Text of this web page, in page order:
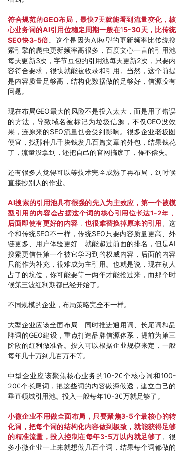
符合规范的GEO布局，最快7天就能看到流量变化，核
心业务词的AI引用位稳定周期一般在15-30天，比传统
SEO快3-5倍。这个是因为AI模型的更新频率比传统搜
索引擎的爬虫更新频率高很多，百度文心一言的引用池
每天更新3次，字节豆包的引用池每天更新2次，只要内
容符合要求，很快就能被收录和引用。当然，这个前提
是内容质量足够高，结构化数据做的足够好，信源没有
问题。
现在布局GEO最大的风险不是投入太大，而是用了错误
的方法，导致域名被标记为垃圾信源，不仅GEO没效
果，连原来的SEO流量也会受到影响。很多企业老板图
便宜，找那种几千块钱发几百篇文章的外包，结果钱花
了，流量没拿到，还把自己的官网搞废了，得不偿失。
还有很多人觉得可以等技术完全成熟了再布局，到时候
直接抄别人的作业。
AI搜索的引用池具有很强的先入为主效应，第一个被模
型引用的内容会占据这个词的核心引用位长达1-2年，
后面即使有更好的内容，也很难替换掉原来的引用 。这
个和传统SEO不一样，传统SEO只要内容质量更高、外
链更多、用户体验更好，就能超过前面的排名，但是AI
搜索更信任第一个被它学习到的权威内容，后面的内容
只能作为补充，很难成为主引用。也就是说，现在别人
占了的坑位，你可能要等一两年才能抢过来，而那个时
候第三波红利期都已经开始了。
不同规模的企业，布局策略完全不一样。
大型企业应该全面布局，同时推进通用词、长尾词和品
牌词的GEO建设，重点打造品牌信源体系，提前为第三
阶段的红利做准备。投入可以根据企业规模来定，一般
每年几十万到几百万不等。
中型企业应该聚焦核心业务的10-20个核心词和100-
200个长尾词，把这些词的内容做深做透，建立自己的
垂直领域引用池。投入一般每年10-30万就足够了。
小微企业不用做全面布局，只要聚焦3-5个最核心的转
化词，把每个词的结构化内容做到极致，就能获得足够
的精准流量，投入控制在每年3-5万以内就足够了 。很
多小微企业一上来就想做几百个词，结果每个词都做的